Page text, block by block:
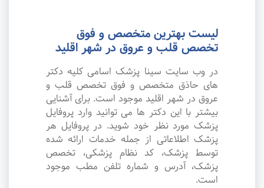
لیست بهترین متخصص و فوق
تخصص قلب و عروق در شهر اقلید
در وب سایت سینا پزشک اسامی کلیه دکتر
های حاذق متخصص و فوق تخصص قلب و
عروق در شهر اقلید موجود است. برای آشنایی
بیشتر با این دکتر ها می توانید وارد پروفایل
پزشک مورد نظر خود شوید. در پروفایل هر
پزشک اطلاعاتی از جمله خدمات ارائه شده
توسط پزشک، کد نظام پزشکی، تخصص
پزشک، آدرس و شماره تلفن مطب موجود
است.